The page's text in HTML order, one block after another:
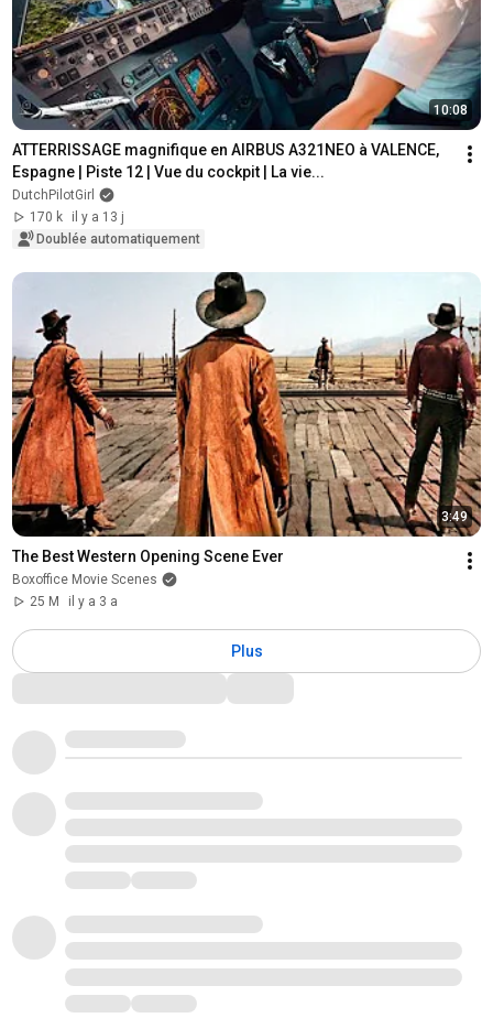
10:08
ATTERRISSAGE magnifique en AIRBUS A321NEO à VALENCE,
Espagne | Piste 12 | Vue du cockpit | La vie...
DutchPilotGirl
170 k
il y a 13 j
Doublée automatiquement
3:49
The Best Western Opening Scene Ever
Boxoffice Movie Scenes
25 M
il y a 3 a
Plus